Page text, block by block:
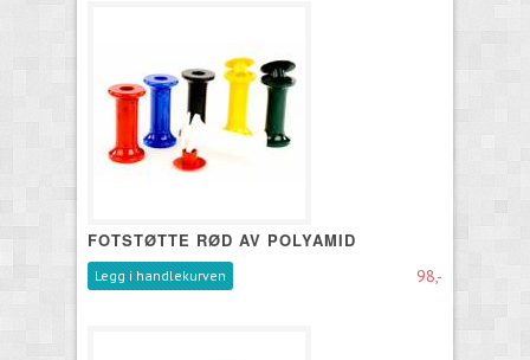
FOTSTØTTE RØD AV POLYAMID
98,-
Legg i handlekurven